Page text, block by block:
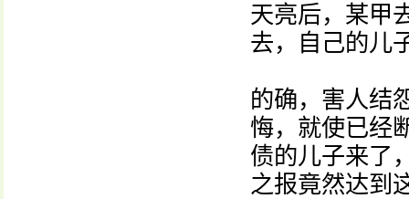
天亮后，某甲
去，自己的儿
的确，害人结
悔，就使已经
债的儿子来了
之报竟然达到